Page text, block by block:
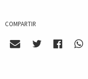
COMPARTIR